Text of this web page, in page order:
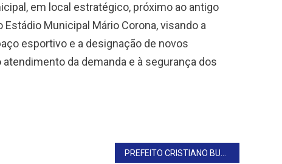
em local estratégico, próximo ao antigo
Municipal Mário Corona, visando a
esportivo e a designação de novos
da demanda e à segurança dos